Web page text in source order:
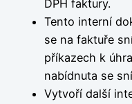
DPH faktury.
Tento interní
se na faktuře
příkazech k
nabídnuta se
Vytvoří další